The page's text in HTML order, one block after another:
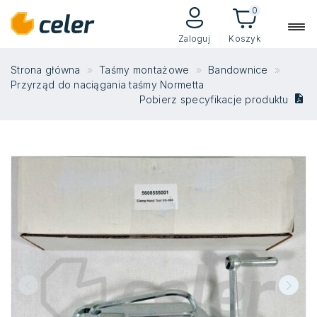
Zaloguj Koszyk
0
Strona główna Taśmy montażowe
Bandownice
Przyrząd do naciągania taśmy Normetta
Pobierz specyfikacje produktu